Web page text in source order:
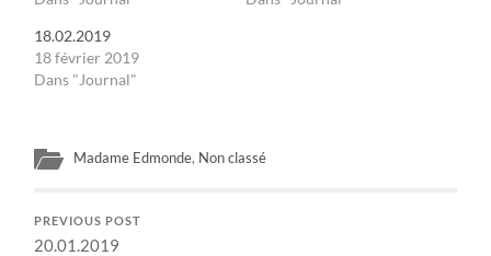
18.02.2019
18 février 2019
Dans "Journal"
Madame Edmonde, Non classé
PREVIOUS POST
20.01.2019